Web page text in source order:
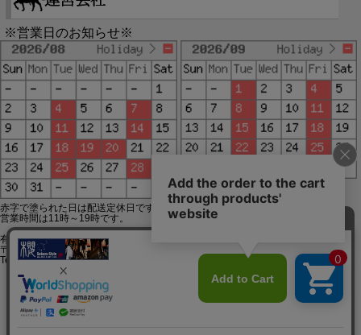
※営業日のお知らせ※
赤字で塗られた日は配送定休日です。
営業時間は11時～19時です。
有限会社ジップジップ SakuraStyle通販事業部
〒650-0021 神戸市中央区三宮町3-9-19イトウビル1,4F
Tel:078-332-2013 FAX:078-333-6644
SSL/TLSとは?